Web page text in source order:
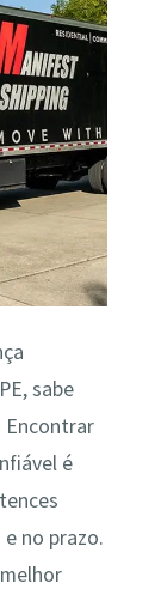
sabe
Encontrar
é
no prazo.